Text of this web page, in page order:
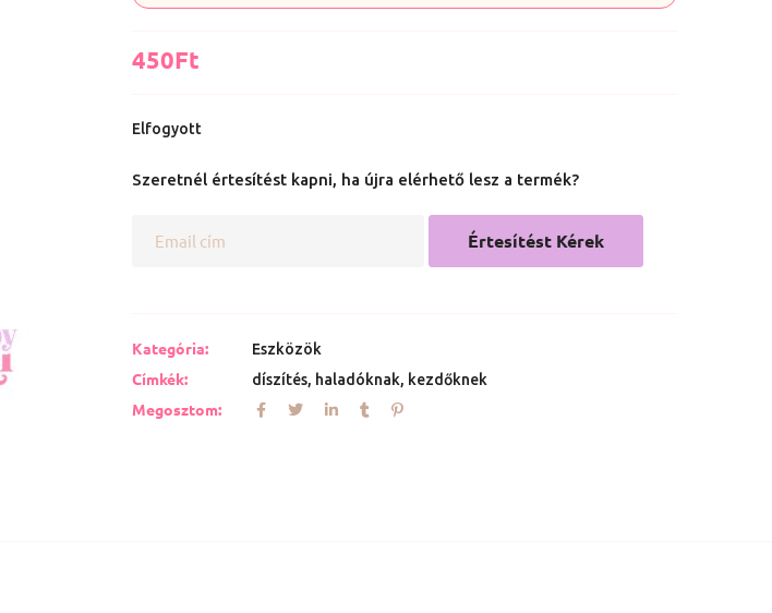
450Ft
Elfogyott
Szeretnél értesítést kapni, ha újra elérhető lesz a termék?
Értesítést Kérek
Kategória: Eszközök
Címkék: díszítés, haladóknak, kezdőknek
Megosztom: